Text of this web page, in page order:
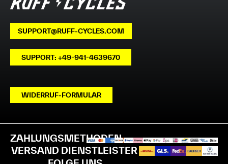
SUPPORT@RUFF-CYCLES.COM
SUPPORT: +49-941-4639670
WIDERRUF-FORMULAR
ZAHLUNGSMETHODEN
VERSAND DIENSTLEISTER